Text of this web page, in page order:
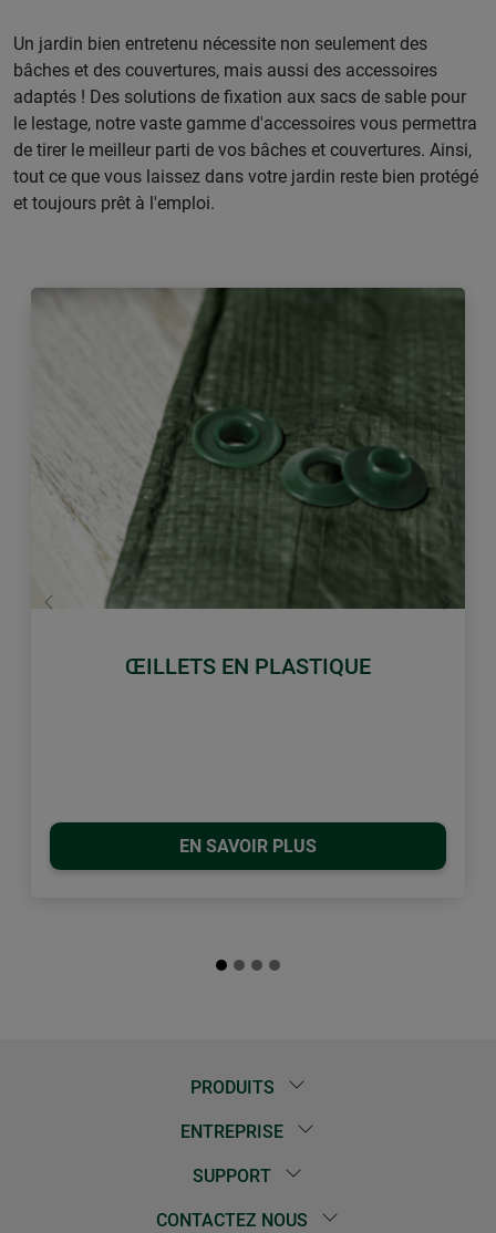
Un jardin bien entretenu nécessite non seulement des
bâches et des couvertures, mais aussi des accessoires
adaptés ! Des solutions de fixation aux sacs de sable pour
le lestage, notre vaste gamme d'accessoires vous permettra
de tirer le meilleur parti de vos bâches et couvertures. Ainsi,
tout ce que vous laissez dans votre jardin reste bien protégé
et toujours prêt à l'emploi.
ŒILLETS EN PLASTIQUE
EN SAVOIR PLUS
retour
PRODUITS
ENTREPRISE
SUPPORT
CONTACTEZ NOUS